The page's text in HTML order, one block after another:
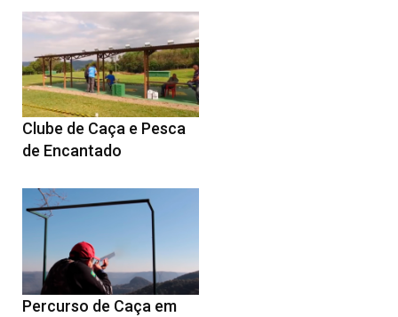
Clube de Caça e Pesca
de Encantado
Percurso de Caça em